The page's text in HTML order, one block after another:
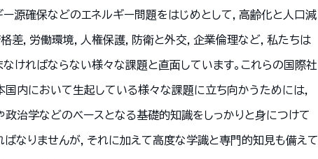
ー源確保などのエネルギー問題をはじめとして，高齢化と人口減
格差，労働環境，人権保護，防衛と外交，企業倫理など，私たちは
なければならない様々な課題と直面しています。これらの国際社
国内において生起している様々な課題に立ち向かうためには，
政治学などのベースとなる基礎的知識をしっかりと身につけて
ばなりませんが，それに加えて高度な学識と専門的知見も備えて